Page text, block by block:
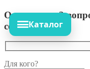
Ответьте на 3
сет!
Для кого?
Каталог